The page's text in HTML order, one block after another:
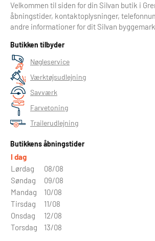
Velkommen til siden for din Silvan butik i
åbningstider, kontaktoplysninger,
andre informationer for dit Silvan
Butikken tilbyder
Nøgleservice
Værktøjsudlejning
Savværk
Farvetoning
Trailerudlejning
Butikkens åbningstider
I dag
Lørdag
08/08
Søndag
09/08
Mandag
10/08
Tirsdag
11/08
Onsdag
12/08
Torsdag
13/08